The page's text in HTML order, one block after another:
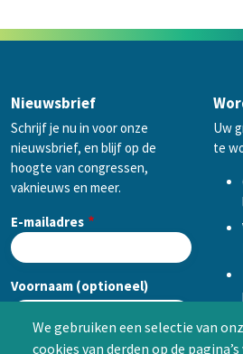
We gebruiken een selectie van
cookies van derden op de
Nieuwsbrief
Schrijf je nu in voor onze
nieuwsbrief, en blijf op de
hoogte van congressen,
vaknieuws en meer.
E-mailadres
Voornaam (optioneel)
Uw
te